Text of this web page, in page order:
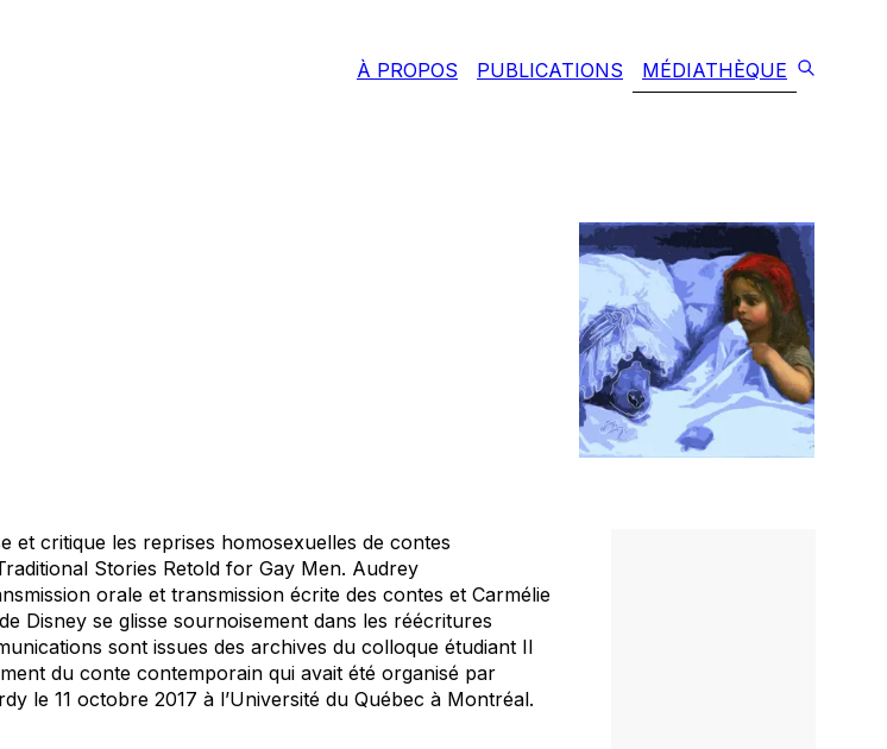
À PROPOS PUBLICATIONS MÉDIATHÈQUE
et critique les reprises homosexuelles de contes
Stories Retold for Gay Men. Audrey
orale et transmission écrite des contes et Carmélie
Disney se glisse sournoisement dans les réécritures
sont issues des archives du colloque étudiant Il
du conte contemporain qui avait été organisé par
le 11 octobre 2017 à l’Université du Québec à Montréal.